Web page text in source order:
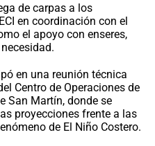
de carpas a los
en coordinación con el
el apoyo con enseres,
en una reunión técnica
Centro de Operaciones de
San Martín, donde se
proyecciones frente a las
de El Niño Costero.